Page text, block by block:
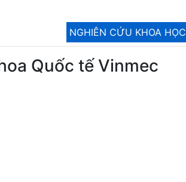
NGHIÊN CỨU KHOA HỌC
Quốc tế Vinmec